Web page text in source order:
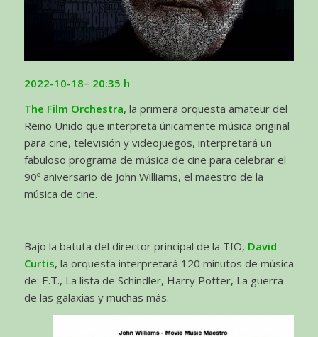
2022-10-18– 20:35 h
The Film Orchestra, la primera orquesta amateur del
Reino Unido que interpreta únicamente música original
para cine, televisión y videojuegos, interpretará un
fabuloso programa de música de cine para celebrar el
90º aniversario de John Williams, el maestro de la
música de cine.
Bajo la batuta del director principal de la TfO, David
Curtis, la orquesta interpretará 120 minutos de música
de: E.T., La lista de Schindler, Harry Potter, La guerra
de las galaxias y muchas más.